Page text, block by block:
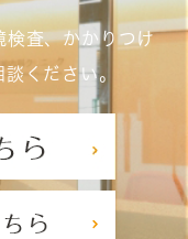
検査、かかりつけ
ください。